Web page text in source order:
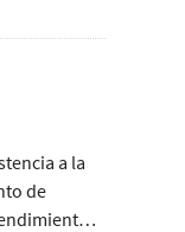
a la
de